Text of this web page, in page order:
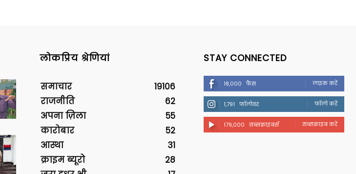
Paper
लोकप्रिय श्रेणियां
समाचार
19106
राजनीति
62
अपना ज़िला
55
कारोबार
52
आस्था
31
क्राइम ब्यूरो
28
STAY CONNECTED
18,000 फैंस लाइक करें
1,791 फॉलोवर फॉलो करें
179,000 सब्सक्राइबर्स सब्सक्राइब करें